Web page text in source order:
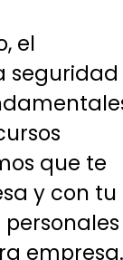
el
seguridad
que te
y con tu
empresa.